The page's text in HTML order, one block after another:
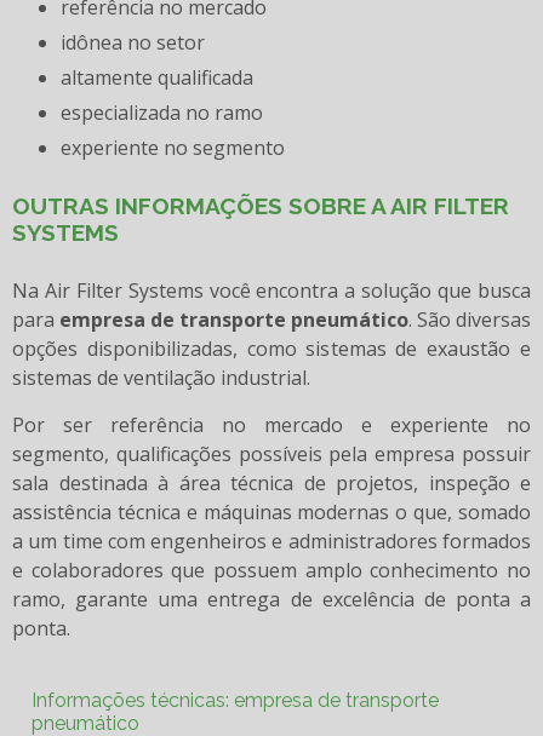
referência no mercado
idônea no setor
altamente qualificada
especializada no ramo
experiente no segmento
OUTRAS INFORMAÇÕES SOBRE A AIR FILTER
SYSTEMS
Na Air Filter Systems você encontra a solução que busca
para empresa de transporte pneumático. São diversas
opções disponibilizadas, como sistemas de exaustão e
sistemas de ventilação industrial.
Por ser referência no mercado e experiente no
segmento, qualificações possíveis pela empresa possuir
sala destinada à área técnica de projetos, inspeção e
assistência técnica e máquinas modernas o que, somado
a um time com engenheiros e administradores formados
e colaboradores que possuem amplo conhecimento no
ramo, garante uma entrega de excelência de ponta a
ponta.
Informações técnicas: empresa de transporte
pneumático